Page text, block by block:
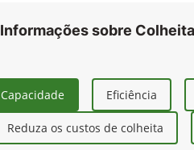
Informações sobre
Capacidade Eficiência
Reduza os custos de colheita